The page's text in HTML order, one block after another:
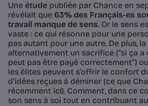
Une étude publiée par Chance en
révélait que 63% des Français-es
travail manque de sens. Or le sens
vaste : ce qui résonne pour une
pas autant pour une autre. De plus,
alternativement un sacrifice (“si ça a
peut pas être payé correctement”)
les élites peuvent s’offrir le confort
d’idées reçues à déminer (ce que
récemment ici). Comment, dans ce
son sens à soi tout en contribuant